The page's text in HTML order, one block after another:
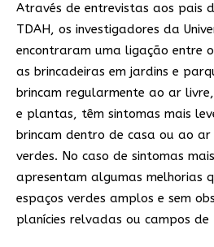
Através de entrevistas aos pais
TDAH, os investigadores da
encontraram uma ligação entre
as brincadeiras em jardins e
brincam regularmente ao ar
e plantas, têm sintomas mais
brincam dentro de casa ou ao ar
verdes. No caso de sintomas
apresentam algumas melhorias
espaços verdes amplos e sem
planícies relvadas ou campos